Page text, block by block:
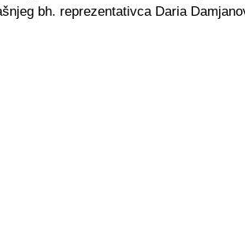
bh. reprezentativca Daria